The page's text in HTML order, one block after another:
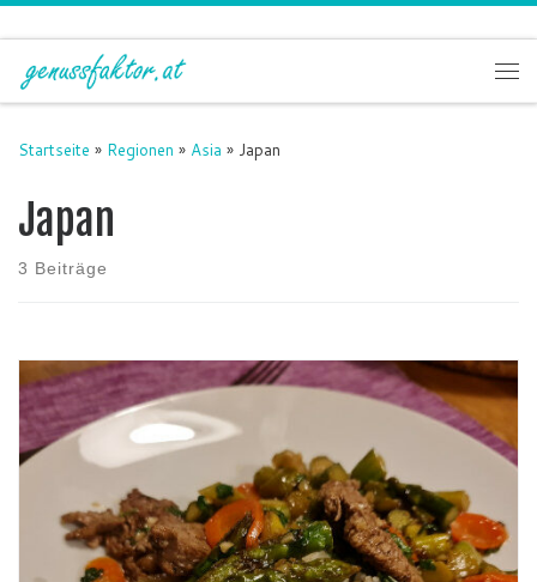
Zum Inhalt springen
Startseite » Regionen » Asia » Japan
Japan
3 Beiträge